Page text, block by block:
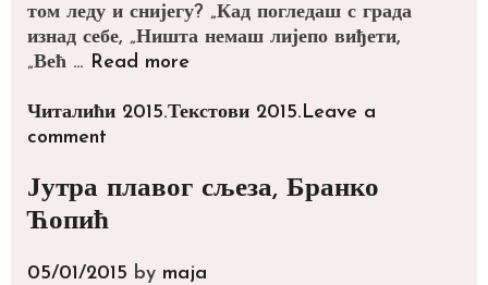
том леду и снијегу? „Кад погледаш с града
изнад себе, „Ништа немаш лијепо виђети,
„Већ … Read moreЖенидба
Вукашина,
Categories
Читалићи 2015.Tags
Текстови 2015.Leave a
comment
Јутра плавог сљеза, Бранко
Ћопић
05/01/2015 by maja